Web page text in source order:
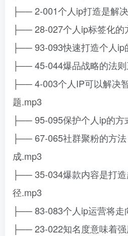
├── 2-001个人ip打造是解
├── 28-027个人ip标签化的
├── 93-093快速打造个人ip
├── 45-044爆品战略的法
├── 4-003个人IP可以解决
题.mp3
├── 95-095保护个人ip的方
├── 67-065社群聚粉的方
成.mp3
├── 35-034爆款内容是打
径.mp3
├── 83-083个人ip运营将走
├── 23-022知名度意味着